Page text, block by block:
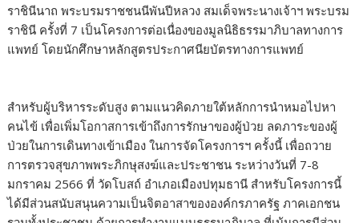
ราชินีนาถ พระบรมราชชนนีพันปีหลวง สมเด็จพระนางเจ้าฯ พระบรม
ราชินี ครั้งที่ 7 เป็นโครงการต่อเนื่องของมูลนิธิธรรมาภิบาลทางการ
แพทย์ โดยนักศึกษาหลักสูตรประกาศนียบัตรทางการแพทย์
สำหรับผู้บริหารระดับสูง ตามแนวคิดภายใต้หลักการนำหมอไปหา
คนไข้ เพื่อเพิ่มโอกาสการเข้าถึงการรักษาของผู้ป่วย ลดภาระของผู้
ป่วยในการเดินทางเข้าเมือง ในการจัดโครงการฯ ครั้งนี้ เพื่อถวาย
การตรวจสุขภาพพระภิกษุสงฆ์และประชาชน ระหว่างวันที่ 7-8
มกราคม 2566 ที่ วัดโบสถ์ อำเภอเมืองปทุมธานี สำหรับโครงการนี้
ได้มีส่วนสนับสนุนความเป็นจิตอาสาขององค์กรภาครัฐ ภาคเอกชน